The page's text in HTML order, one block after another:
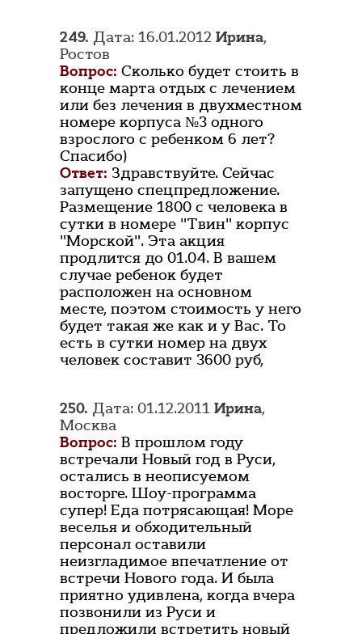
249. Дата: 16.01.2012 Ирина,
Ростов
Вопрос: Сколько будет стоить в
конце марта отдых с лечением
или без лечения в двухместном
номере корпуса №3 одного
взрослого с ребенком 6 лет?
Спасибо)
Ответ: Здравствуйте. Сейчас
запущено спецпредложение.
Размещение 1800 с человека в
сутки в номере "Твин" корпус
"Морской". Эта акция
продлится до 01.04. В вашем
случае ребенок будет
расположен на основном
месте, поэтом стоимость у него
будет такая же как и у Вас. То
есть в сутки номер на двух
человек составит 3600 руб,
250. Дата: 01.12.2011 Ирина,
Москва
Вопрос: В прошлом году
встречали Новый год в Руси,
остались в неописуемом
восторге. Шоу-программа
супер! Еда потрясающая! Море
веселья и обходительный
персонал оставили
неизгладимое впечатление от
встречи Нового года. И была
приятно удивлена, когда вчера
позвонили из Руси и
предложили встретить новый